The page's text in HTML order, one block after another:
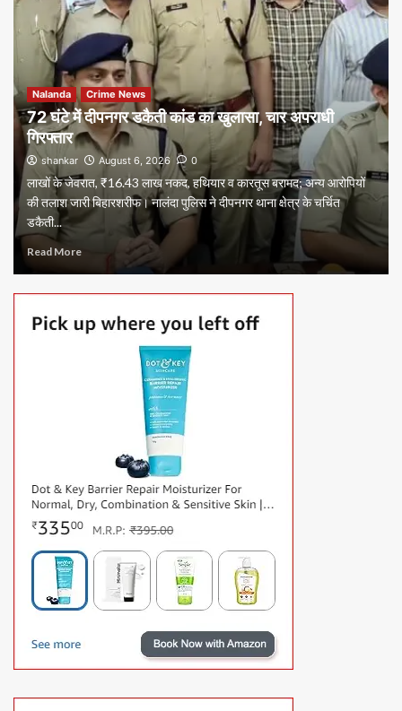
Nalanda Crime News
72 घंटे में दीपनगर डकैती कांड का खुलासा, चार अपराधी
गिरफ्तार
shankar August 6, 2026 0
लाखों के जेवरात, ₹16.43 लाख नकद, हथियार व कारतूस बरामद; अन्य आरोपियों
की तलाश जारी बिहारशरीफ। नालंदा पुलिस ने दीपनगर थाना क्षेत्र के चर्चित
डकैती...
Read More